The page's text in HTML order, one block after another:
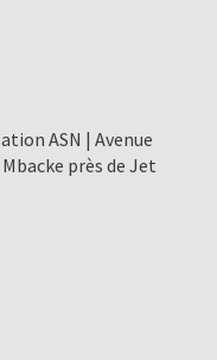
ASN | Avenue
près de Jet